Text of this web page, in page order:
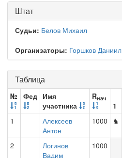
Штат
Судьи: Белов Михаил
Организаторы: Горшков Даниил
Таблица
№ Фед Имя
участника
Rнач
1
1
Алексеев
Антон
1000 ♞
2
Логинов
Вадим
1000